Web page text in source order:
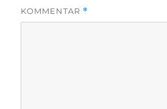
KOMMENTAR *